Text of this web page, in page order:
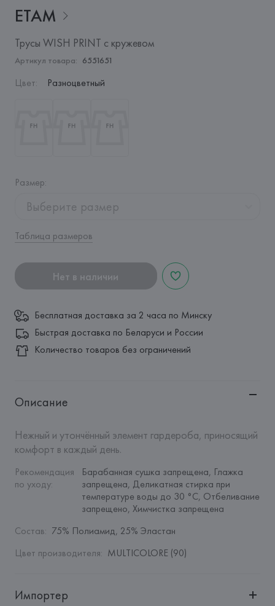
ETAM
Трусы WISH PRINT с кружевом
Артикул товара: 6551651
Цвет: Разноцветный
Размер:
Выберите размер
Таблица размеров
Нет в наличии
Бесплатная доставка за 2 часа по Минску
Быстрая доставка по Беларуси и России
Количество товаров без ограничений
Описание
Нежный и утончённый элемент гардероба, приносящий
комфорт в каждый день.
Рекомендация
по уходу:
Барабанная сушка запрещена, Глажка
запрещена, Деликатная стирка при
температуре воды до 30 °C, Отбеливание
запрещено, Химчистка запрещена
Состав: 75% Полиамид, 25% Эластан
Цвет производителя: MULTICOLORE (90)
Импортер